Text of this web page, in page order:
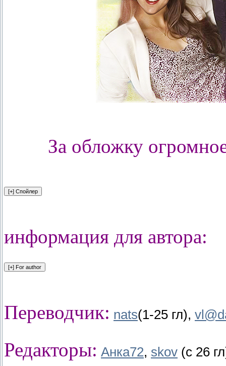
За обложку
информация для автора:
Переводчик: nats(1-25 гл),
Редакторы: Анка72, skov (с 26